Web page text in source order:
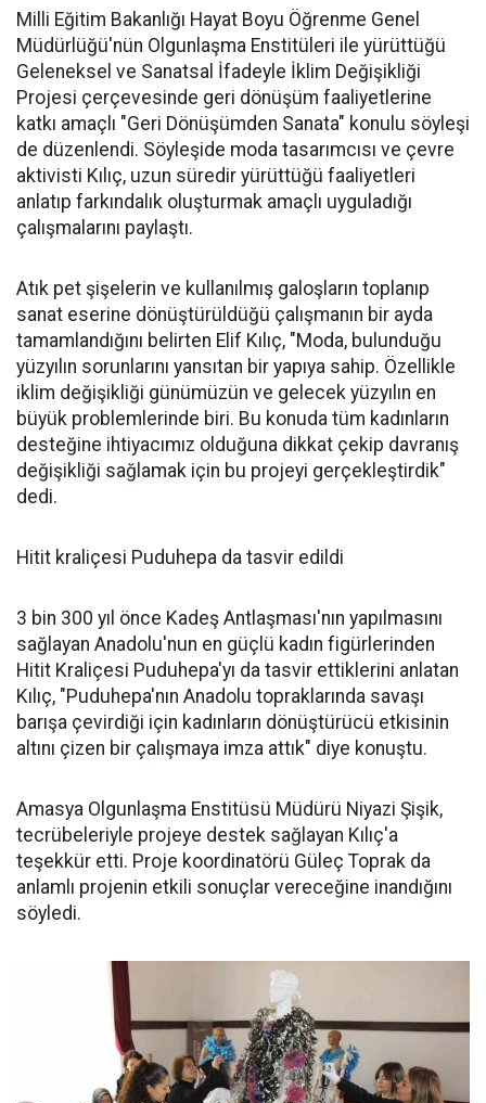
Milli Eğitim Bakanlığı Hayat Boyu Öğrenme Genel
Müdürlüğü'nün Olgunlaşma Enstitüleri ile yürüttüğü
Geleneksel ve Sanatsal İfadeyle İklim Değişikliği
Projesi çerçevesinde geri dönüşüm faaliyetlerine
katkı amaçlı "Geri Dönüşümden Sanata" konulu söyleşi
de düzenlendi. Söyleşide moda tasarımcısı ve çevre
aktivisti Kılıç, uzun süredir yürüttüğü faaliyetleri
anlatıp farkındalık oluşturmak amaçlı uyguladığı
çalışmalarını paylaştı.
Atık pet şişelerin ve kullanılmış galoşların toplanıp
sanat eserine dönüştürüldüğü çalışmanın bir ayda
tamamlandığını belirten Elif Kılıç, "Moda, bulunduğu
yüzyılın sorunlarını yansıtan bir yapıya sahip. Özellikle
iklim değişikliği günümüzün ve gelecek yüzyılın en
büyük problemlerinde biri. Bu konuda tüm kadınların
desteğine ihtiyacımız olduğuna dikkat çekip davranış
değişikliği sağlamak için bu projeyi gerçekleştirdik"
dedi.
Hitit kraliçesi Puduhepa da tasvir edildi
3 bin 300 yıl önce Kadeş Antlaşması'nın yapılmasını
sağlayan Anadolu'nun en güçlü kadın figürlerinden
Hitit Kraliçesi Puduhepa'yı da tasvir ettiklerini anlatan
Kılıç, "Puduhepa'nın Anadolu topraklarında savaşı
barışa çevirdiği için kadınların dönüştürücü etkisinin
altını çizen bir çalışmaya imza attık" diye konuştu.
Amasya Olgunlaşma Enstitüsü Müdürü Niyazi Şişik,
tecrübeleriyle projeye destek sağlayan Kılıç'a
teşekkür etti. Proje koordinatörü Güleç Toprak da
anlamlı projenin etkili sonuçlar vereceğine inandığını
söyledi.